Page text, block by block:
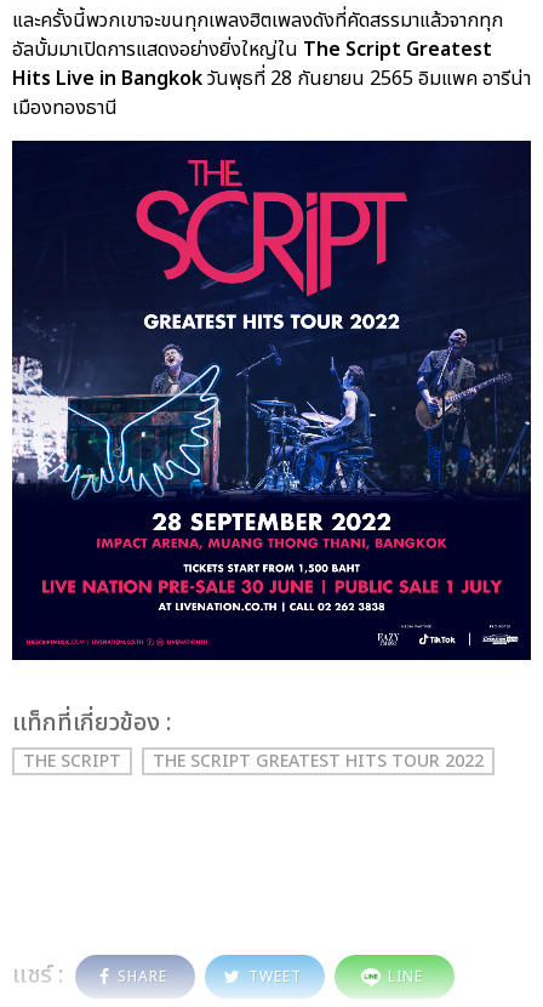
และครั้งนี้พวกเขาจะขนทุกเพลงฮิตเพลงดังที่คัดสรรมาแล้วจากทุก
อัลบั้มมาเปิดการแสดงอย่างยิ่งใหญ่ใน The Script Greatest
Hits Live in Bangkokวันพุธที่ 28 กันยายน 2565 อิมแพค อารีน่า
เมืองทองธานี
เเท็กที่เกี่ยวข้อง :
THE SCRIPT THE SCRIPT GREATEST HITS TOUR 2022
แชร์ : SHARE TWEET LINE